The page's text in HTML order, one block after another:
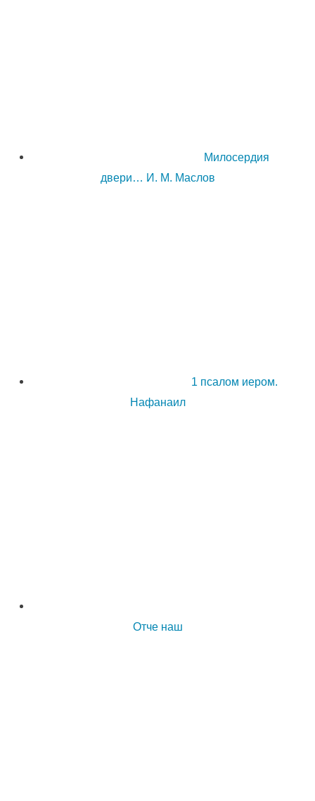
Милосердия
двери… И. М. Маслов
1 псалом иером.
Нафанаил
Отче наш